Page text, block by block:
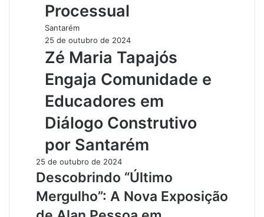
Processual
Santarém
25 de outubro de 2024
Zé Maria Tapajós
Engaja Comunidade e
Educadores em
Diálogo Construtivo
por Santarém
25 de outubro de 2024
Descobrindo “Último
Mergulho”: A Nova Exposição